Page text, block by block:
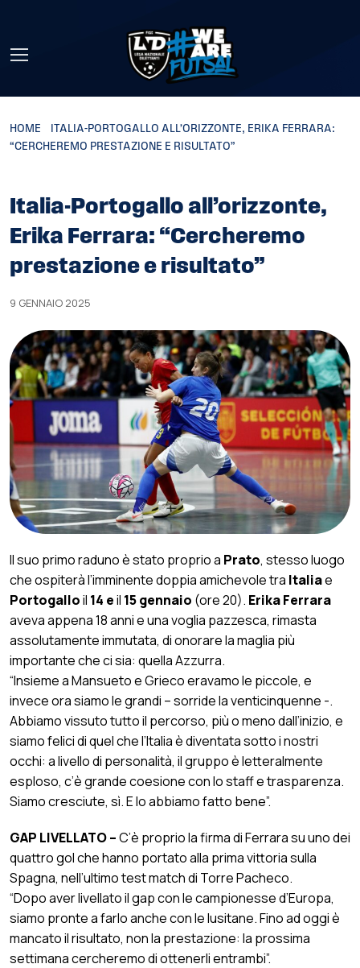
HOME
ITALIA-PORTOGALLO ALL’ORIZZONTE, ERIKA FERRARA:
“CERCHEREMO PRESTAZIONE E RISULTATO”
Italia-Portogallo all’orizzonte,
Erika Ferrara: “Cercheremo
prestazione e risultato”
9 GENNAIO 2025
Il suo primo raduno è stato proprio a Prato, stesso luogo
che ospiterà l’imminente doppia amichevole tra Italiae
Portogalloil 14 eil 15 gennaio (ore 20). Erika Ferrara
aveva appena 18 anni e una voglia pazzesca, rimasta
assolutamente immutata, di onorare la maglia più
importante che ci sia: quella Azzurra.
“Insieme a Mansueto e Grieco eravamo le piccole, e
invece ora siamo le grandi – sorride la venticinquenne -.
Abbiamo vissuto tutto il percorso, più o meno dall’inizio, e
siamo felici di quel che l’ltalia è diventata sotto i nostri
occhi: a livello di personalità, il gruppo è letteralmente
esploso, c’è grande coesione con lo staff e trasparenza.
Siamo cresciute, sì. E lo abbiamo fatto bene”.
GAP LIVELLATO –C’è proprio la firma di Ferrara su uno dei
quattro gol che hanno portato alla prima vittoria sulla
Spagna, nell’ultimo test match di Torre Pacheco.
“Dopo aver livellato il gap con le campionesse d’Europa,
siamo pronte a farlo anche con le lusitane. Fino ad oggi è
mancato il risultato, non la prestazione: la prossima
settimana cercheremo di ottenerli entrambi”.